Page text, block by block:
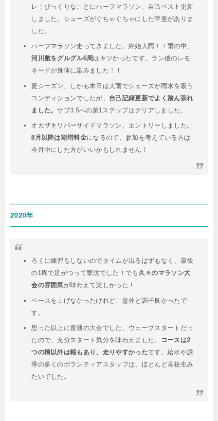
レ！びっくりなことにハーフマラソン、自己ベスト更新
しました。シューズがぐちゃぐちゃにした甲斐がありま
した。
ハーフマラソン走ってきました。終始大雨！！雨の中、
河川敷をグルグル6周 はキツかったです。ラン後のレモ
ネードが身体に染みました！！
夏シーズン、しかも本日は大雨でシューズが雨水を吸う
コンディションでしたが、 自己記録更新でよく踏ん張れ
ました。サブ3.5への第1ステップはクリアしました。
オカザキリバーサイドマラソン、エントリーしました。
8月以降は割増料金になるので、参加を考えている方は
今月中にした方がいいかもしれません！
2020年
ろくに練習もしないのでタイムが出るはずもなく、最後
の1周で足がつって撃沈でした！でも 久々のマラソン大
会の雰囲気が味わえて楽しかった！
ペースを上げなかったけれど、意外と調子良かったで
す。
思った以上に普通の大会でした。ウェーブスタートだっ
たので、充分スタート気分を味わえました。
コースは2
つの橋以外は幅もあり、走りやすかったです。給水や誘
導の多くのボランティアスタッフは、ほとんど高校生み
たいでした。